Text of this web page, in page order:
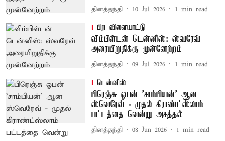
தினத்தந்தி 10 Jul 2026 1 min read
பிற விளையாட்டு
விம்பிள்டன் டென்னிஸ்: ஸ்வரேவ்
அரையிறுதிக்கு முன்னேற்றம்
தினத்தந்தி 09 Jul 2026 1 min read
டென்னிஸ்
பிரெஞ்சு ஓபன் ’சாம்பியன்’ ஆன
ஸ்வெரேவ் - முதல் கிராண்ட்ஸ்லாம்
பட்டத்தை வென்று அசத்தல்
தினத்தந்தி 08 Jun 2026 1 min read